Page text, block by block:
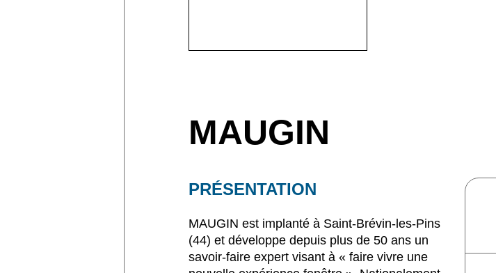
MAUGIN
PRÉSENTATION
MAUGIN est implanté à Saint-Brévin-les-Pins
(44) et développe depuis plus de 50 ans un
savoir-faire expert visant à « faire vivre une